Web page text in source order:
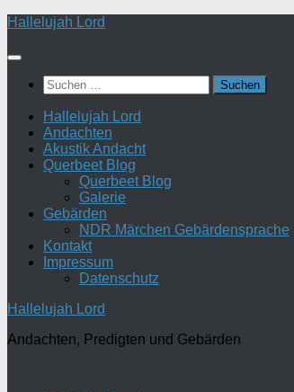
Zum
springen
Hallelujah Lord
Suchen
nach:
Hallelujah Lord
Andachten
Akustik Andacht
Querbeet Blog
Querbeet Blog
Galerie
Gebärden
NDR Märchen Gebärdensprache
Kontakt
Impressum
Datenschutz
Hallelujah Lord
Andachten, Predigten und Gebärden